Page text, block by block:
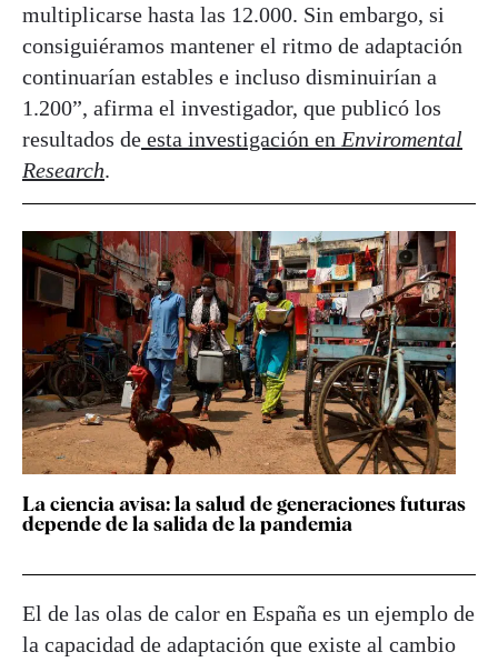
multiplicarse hasta las 12.000. Sin embargo, si
consiguiéramos mantener el ritmo de adaptación
continuarían estables e incluso disminuirían a
1.200”, afirma el investigador, que publicó los
resultados de esta investigación en Enviromental
Research.
La ciencia avisa: la salud de generaciones futuras
depende de la salida de la pandemia
El de las olas de calor en España es un ejemplo de
la capacidad de adaptación que existe al cambio